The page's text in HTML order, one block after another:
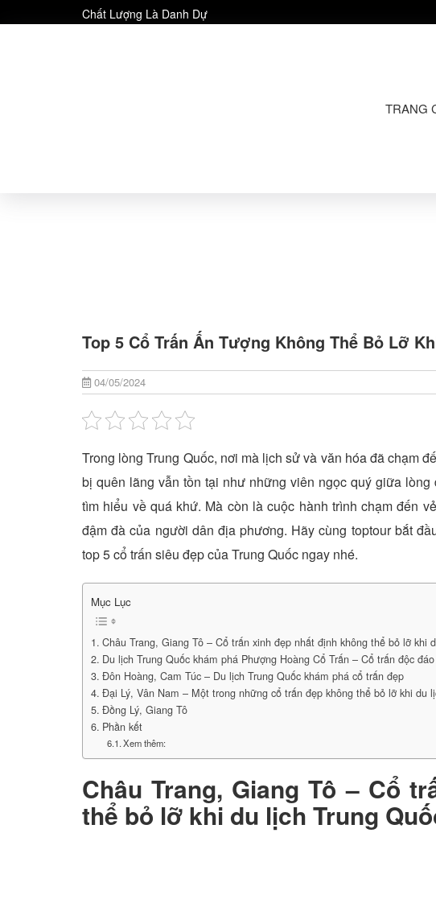
Chất Lượng Là Danh Dự
TRANG
Top 5 Cổ Trấn Ấn Tượng Không Thể Bỏ Lỡ
04/05/2024
Trong lòng Trung Quốc, nơi mà lịch sử và văn hóa đã chạm
bị quên lãng vẫn tồn tại như những viên ngọc quý giữa
tìm hiểu về quá khứ. Mà còn là cuộc hành trình chạm đến
đậm đà của người dân địa phương. Hãy cùng toptour bắt
top 5 cổ trấn siêu đẹp của Trung Quốc ngay nhé.
Mục Lục
Châu Trang, Giang Tô – Cổ trấn xinh đẹp nhất định không thể bỏ lỡ khi
Du lịch Trung Quốc khám phá Phượng Hoàng Cổ Trấn – Cổ trấn độc
Đôn Hoàng, Cam Túc – Du lịch Trung Quốc khám phá cổ trấn đẹp
Đại Lý, Vân Nam – Một trong những cổ trấn đẹp không thể bỏ lỡ khi du
Đồng Lý, Giang Tô
Phần kết
Xem thêm:
Châu Trang, Giang Tô – Cổ
thể bỏ lỡ khi du lịch Trung